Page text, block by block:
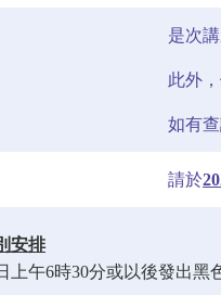
是次
此外
如有
請於
安排
上午6時30分或以後發出黑